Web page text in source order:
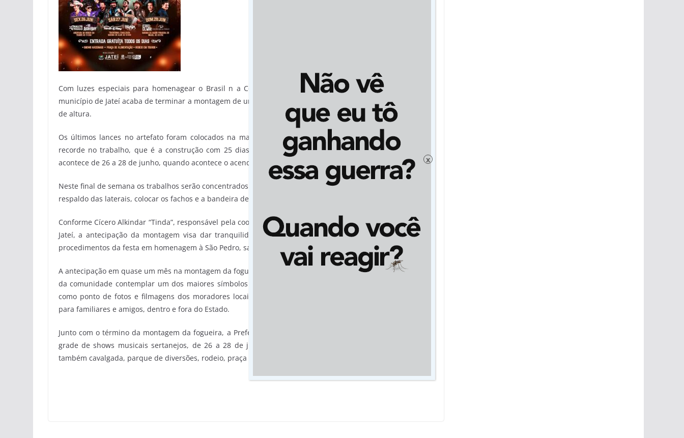
Com luzes especiais para homenagear o Brasil n a Copa do Mundo de futebol que começa no dia 13, o
município de Jateí acaba de terminar a montagem de uma fogueira gigante, que vai ultrapassar os 65 metros
de altura.
Os últimos lances no artefato foram colocados na manhã desta sexta-feira (5) e também marca um novo
recorde no trabalho, que é a construção com 25 dias de antecedência da maior festa do município, que
acontece de 26 a 28 de junho, quando acontece o acendimento da fogueira.
Neste final de semana os trabalhos serão concentrados na execução de detalhes finais da montagem, como o
respaldo das laterais, colocar os fachos e a bandeira de Jateí no topo da fogueira.
Conforme Cícero Alkindar “Tinda”, responsável pela coordenação dos trabalhos de montagem da fogueira de
Jateí, a antecipação da montagem visa dar tranquilidade à comissão organizadora para trabalhar outros
procedimentos da festa em homenagem à São Pedro, santo católico padroeiro do município.
A antecipação em quase um mês na montagem da fogueira também vai oportunizar mais tempo para setores
da comunidade contemplar um dos maiores símbolos de divulgação do município. O monumento é usado
como ponto de fotos e filmagens dos moradores locais e também de visitantes, que mandam as imagens
para familiares e amigos, dentro e fora do Estado.
Junto com o término da montagem da fogueira, a Prefeitura anunciou também a programação completa da
grade de shows musicais sertanejos, de 26 a 28 de junho, no Parque da Fogueira. A programação inclui
também cavalgada, parque de diversões, rodeio, praça de alimentação e outras arações.
x